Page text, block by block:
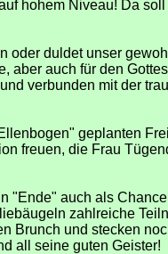
hohem Niveau! Da
oder duldet unser
aber auch für den
verbunden mit der
geplanten
freuen, die Frau
"Ende" auch als
zahlreiche
Brunch und stecken
all seine guten Geister!